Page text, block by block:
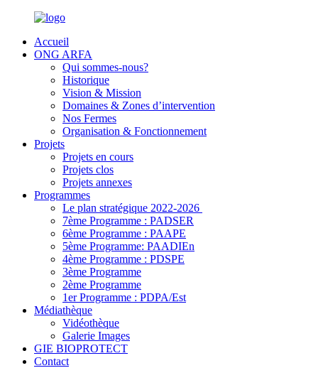
Accueil
ONG ARFA
Qui sommes-nous?
Historique
Vision & Mission
Domaines & Zones d’intervention
Nos Fermes
Organisation & Fonctionnement
Projets
Projets en cours
Projets clos
Projets annexes
Programmes
Le plan stratégique 2022-2026
7ème Programme : PADSER
6ème Programme : PAAPE
5ème Programme: PAADIEn
4ème Programme : PDSPE
3ème Programme
2ème Programme
1er Programme : PDPA/Est
Médiathèque
Vidéothèque
Galerie Images
GIE BIOPROTECT
Contact